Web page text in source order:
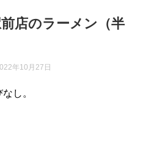
店のラーメン（半
年10月27日
し。